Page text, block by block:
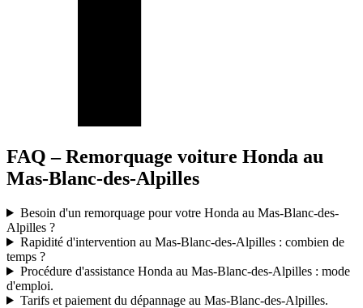
FAQ – Remorquage voiture Honda au
Mas-Blanc-des-Alpilles
Besoin d'un remorquage pour votre Honda au Mas-Blanc-des-
Alpilles ?
Rapidité d'intervention au Mas-Blanc-des-Alpilles : combien de
temps ?
Procédure d'assistance Honda au Mas-Blanc-des-Alpilles : mode
d'emploi.
Tarifs et paiement du dépannage au Mas-Blanc-des-Alpilles.